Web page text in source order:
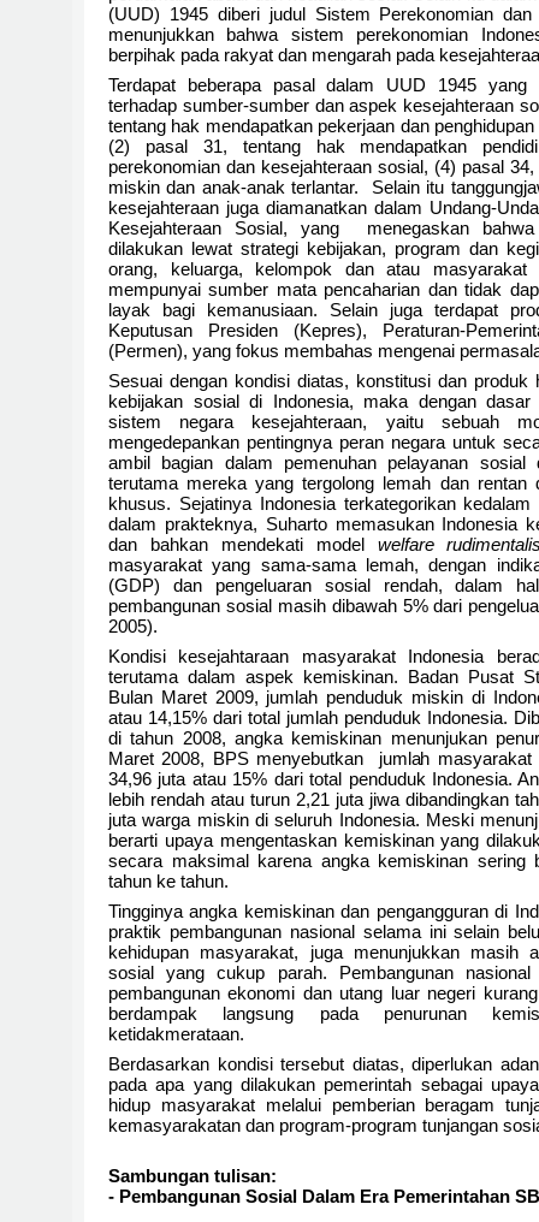
(UUD) 1945 diberi judul Sistem Perekonomian
menunjukkan bahwa sistem perekonomian
berpihak pada rakyat dan mengarah pada
Terdapat beberapa pasal dalam UUD 1945 yang
terhadap sumber-sumber dan aspek kesejahteraan
tentang hak mendapatkan pekerjaan dan
(2) pasal 31, tentang hak mendapatkan
perekonomian dan kesejahteraan sosial, (4) pasal
miskin dan anak-anak terlantar. Selain itu
kesejahteraan juga diamanatkan dalam Undang-
Kesejahteraan Sosial, yang menegaskan bahwa
dilakukan lewat strategi kebijakan, program dan
orang, keluarga, kelompok dan atau
mempunyai sumber mata pencaharian dan tidak
layak bagi kemanusiaan. Selain juga terdapat
Keputusan Presiden (Kepres), Peraturan-
(Permen), yang fokus membahas mengenai
Sesuai dengan kondisi diatas, konstitusi dan produk
kebijakan sosial di Indonesia, maka dengan dasar
sistem negara kesejahteraan, yaitu sebuah
mengedepankan pentingnya peran negara untuk
ambil bagian dalam pemenuhan pelayanan sosial
terutama mereka yang tergolong lemah dan rentan
khusus. Sejatinya Indonesia terkategorikan
dalam prakteknya, Suharto memasukan Indonesia
dan bahkan mendekati model welfare
masyarakat yang sama-sama lemah, dengan
(GDP) dan pengeluaran sosial rendah, dalam
pembangunan sosial masih dibawah 5% dari
2005).
Kondisi kesejahtaraan masyarakat Indonesia
terutama dalam aspek kemiskinan. Badan Pusat
Bulan Maret 2009, jumlah penduduk miskin di
atau 14,15% dari total jumlah penduduk Indonesia.
di tahun 2008, angka kemiskinan menunjukan
Maret 2008, BPS menyebutkan jumlah
34,96 juta atau 15% dari total penduduk Indonesia.
lebih rendah atau turun 2,21 juta jiwa dibandingkan
juta warga miskin di seluruh Indonesia. Meski
berarti upaya mengentaskan kemiskinan yang
secara maksimal karena angka kemiskinan sering
tahun ke tahun.
Tingginya angka kemiskinan dan pengangguran di
praktik pembangunan nasional selama ini selain
kehidupan masyarakat, juga menunjukkan masih
sosial yang cukup parah. Pembangunan
pembangunan ekonomi dan utang luar negeri
berdampak langsung pada penurunan
ketidakmerataan.
Berdasarkan kondisi tersebut diatas, diperlukan
pada apa yang dilakukan pemerintah sebagai
hidup masyarakat melalui pemberian beragam
kemasyarakatan dan program-program tunjangan
Sambungan tulisan:
- Pembangunan Sosial Dalam Era Pemerintahan